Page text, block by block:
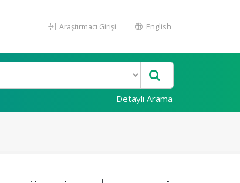
Araştırmacı Girişi English
Detaylı Arama